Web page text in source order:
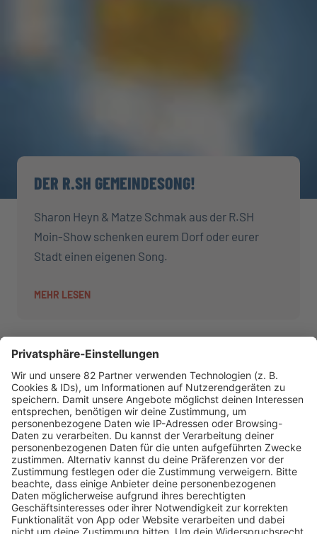
DER R.SH GEMEINDESONG!
Sharon Heyn & Matze Schmak aus der R.SH
Moin-Show schenken eurem Dorf oder eurer
Stadt einen eigenen Song.
MEHR LESEN
AKTIONEN
R.SH hilft helfen-Stiftung!
AKTUELL
Aktuelles von den R.SH Schleswig-Holstein-Reportern
Jobbörse